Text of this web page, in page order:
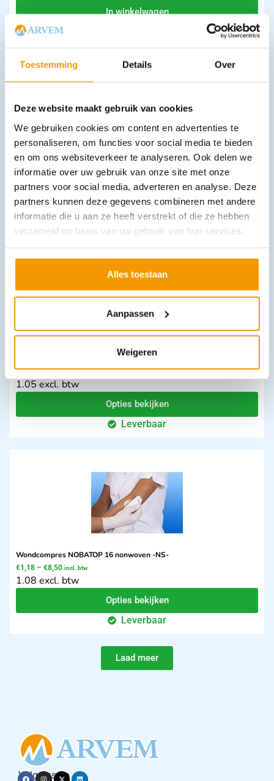
Toestemming Details Over
Deze website maakt gebruik van cookies
We gebruiken cookies om content en advertenties te
personaliseren, om functies voor social media te bieden
en om ons websiteverkeer te analyseren. Ook delen we
informatie over uw gebruik van onze site met onze
partners voor social media, adverteren en analyse. Deze
partners kunnen deze gegevens combineren met andere
informatie die u aan ze heeft verstrekt of die ze hebben
verzameld op basis van uw gebruik van hun services.
Alles toestaan
Aanpassen
Weigeren
In winkelwagen
Verbandwisselsets -NS- Doos met 10 sets
€ 13,03 incl. btw
11.95 excl. btw
In winkelwagen
Leverbaar
Wattenstaafjes kunststof NOBA
€1,14 – €1,70
1.05 excl. btw
Opties bekijken
Leverbaar
Wondcompres NOBATOP 16 nonwoven -NS-
€1,18 – €8,50 incl. btw
1.08 excl. btw
Opties bekijken
Leverbaar
Laad meer
Volg ons op